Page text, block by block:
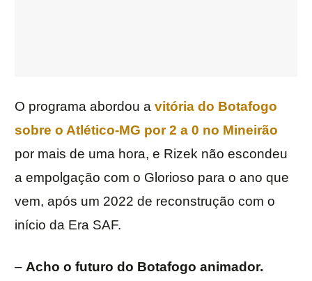
O programa abordou a vitória do Botafogo
sobre o Atlético-MG por 2 a 0 no Mineirão
por mais de uma hora, e Rizek não escondeu
a empolgação com o Glorioso para o ano que
vem, após um 2022 de reconstrução com o
início da Era SAF.
– Acho o futuro do Botafogo animador.